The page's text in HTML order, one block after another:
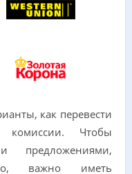
как перевести
Чтобы
предложениями,
важно иметь